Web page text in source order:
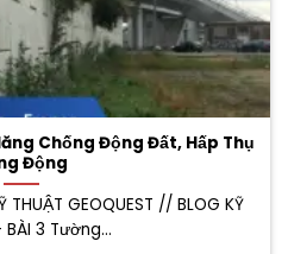
Chống Động Đất, Hấp Thụ
Động
THUẬT GEOQUEST // BLOG KỸ
BÀI 3 Tường...